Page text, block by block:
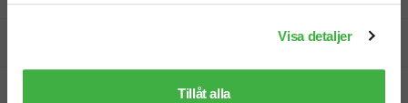
Visa detaljer
Tillåt alla